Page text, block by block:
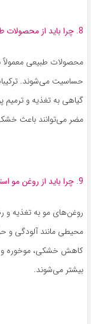
8. چرا باید از محصولات طبیعی برای مراقبت از پوست و مو استفاده کنیم؟
محصولات طبیعی معمولاً
حساسیت می‌شوند.
گیاهی به تغذیه و
مضر می‌توانند باعث
9. چرا باید از روغن مو استفاده کنم؟
روغن‌های مو به تغذیه
محیطی مانند آلودگی و
کاهش خشکی، موخوره
بیشتر می‌شوند.